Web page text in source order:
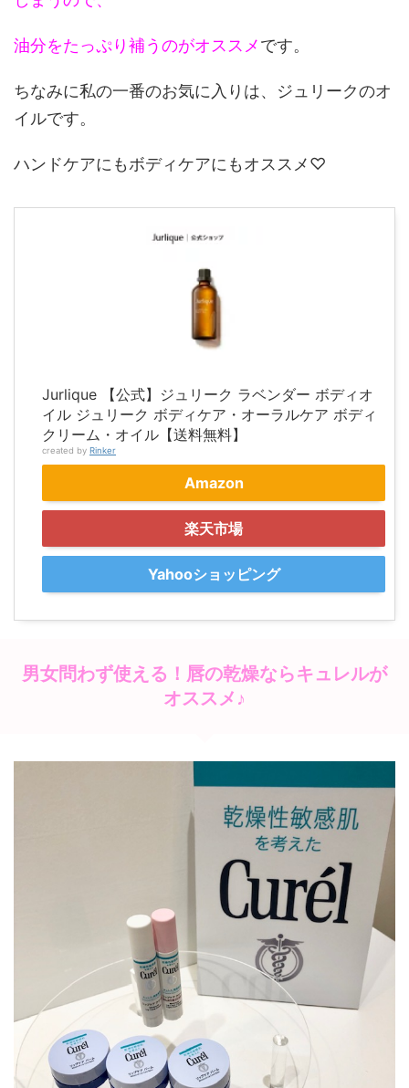
油分をたっぷり補うのがオススメです。
ちなみに私の一番のお気に入りは、ジュリークのオ
イルです。
ハンドケアにもボディケアにもオススメ♡
Jurlique 【公式】ジュリーク ラベンダー ボディオ
イル ジュリーク ボディケア・オーラルケア ボディ
クリーム・オイル【送料無料】
created by Rinker
Amazon
楽天市場
Yahooショッピング
男女問わず使える！唇の乾燥ならキュレルが
オススメ♪